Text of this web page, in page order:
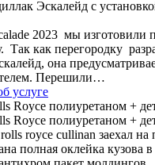
Эскалейд с
2023 мы изготовили
Так как перегородку
она
Перешили…
услуге
Royce полиуретаном +
Royce полиуретаном +
royce cullinan заехал на
полная оклейка кузова